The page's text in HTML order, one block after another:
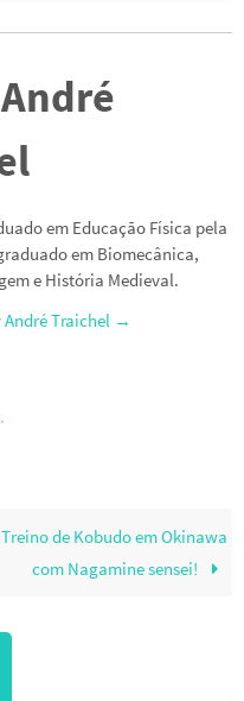
em Educação Física pela
em Biomecânica,
e História Medieval.
Traichel →
.
Treino de Kobudo em Okinawa
com Nagamine sensei!